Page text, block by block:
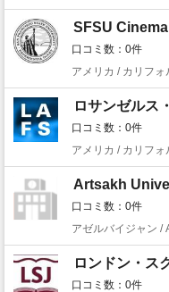
SFSU
口コミ数：0件
ロサンゼルス
口コミ数：0件
Artsakh
口コミ数：0件
アゼルバイジャン /
ロンドン・ス
口コミ数：0件